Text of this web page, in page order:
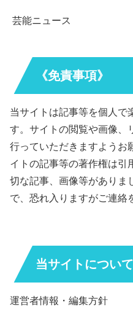
芸能ニュース
《免責事項》
当サイトは記事等を個人で
す。サイトの閲覧や画像、
行っていただきますようお
イトの記事等の著作権は引
切な記事、画像等がありま
で、恐れ入りますがご連絡
当サイトについて
運営者情報・編集方針